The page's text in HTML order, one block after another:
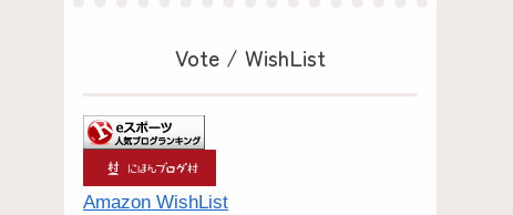
Vote / WishList
Amazon WishList